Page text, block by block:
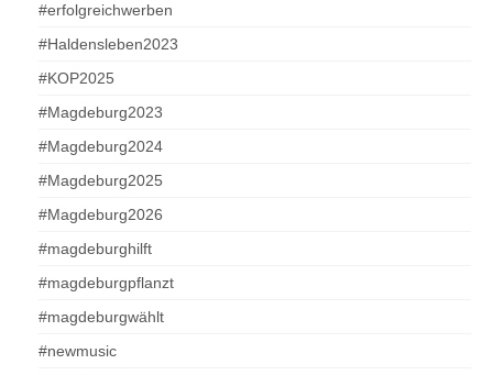
#erfolgreichwerben
#Haldensleben2023
#KOP2025
#Magdeburg2023
#Magdeburg2024
#Magdeburg2025
#Magdeburg2026
#magdeburghilft
#magdeburgpflanzt
#magdeburgwählt
#newmusic